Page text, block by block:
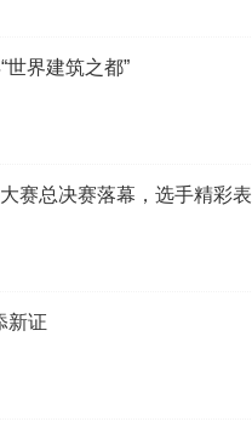
界建筑之都”
赛总决赛落幕，选手精彩表
新证